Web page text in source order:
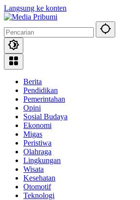
Langsung ke konten
Berita
Pendidikan
Pemerintahan
Opini
Sosial Budaya
Ekonomi
Migas
Peristiwa
Olahraga
Lingkungan
Wisata
Kesehatan
Otomotif
Teknologi